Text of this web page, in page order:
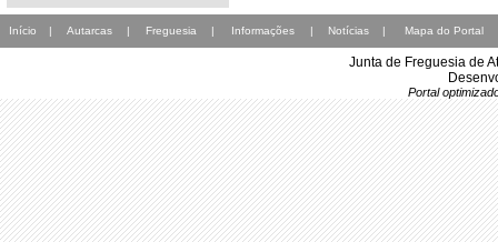
Início | Autarcas | Freguesia | Informações | Notícias | Mapa do Portal
Junta de Freguesia de
Portal